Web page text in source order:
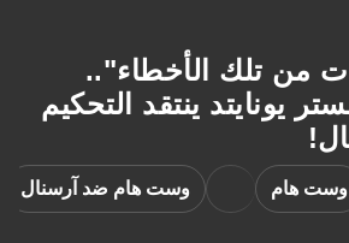
من تلك الأخطاء"..
يونايتد ينتقد التحكيم
وست هام وست هام ضد آرسنال